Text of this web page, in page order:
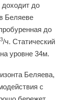
доходит до
Беляеве
до
3/ч. Статический
уровне 34м.
Беляева,
с